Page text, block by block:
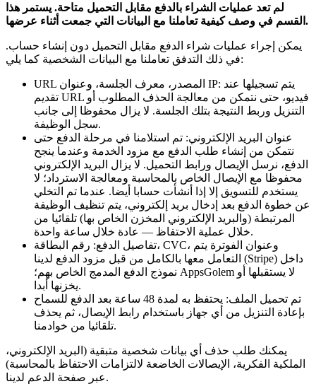
لم تعد عمليات الشراء بالدفع مقابل التحميل متاحة. يستمر هذا
القسم في وصف كيفية تعاملنا مع البيانات التي جمعت أثناء عرضها.
يمكن إجراء عمليات شراء الدفع مقابل التحميل دون إنشاء حساب.
في ذلك التدفق تعاملنا مع البيانات الشخصية كما يلي:
URL المصدر، معرف الجلسة، وعنوان IP: يتم تسجيلها عند
تقديم URL فيديو، حتى نتمكن من معالجة الحذف المطلوب أو
التنزيل وربط النتيجة بتلك الجلسة. لا يزال محفوظا إلى جانب
سجل الوظيفة.
عنوان البريد الإلكتروني: تم استلامنا في مرحلة الدفع حتى
نتمكن من إنشاء طلب الدفع مع مزود الخدمة وعندما ينجح
الدفع، نرسل الإيصال ورابط التحميل. لا يزال البريد الإلكتروني
محفوظا مع الإيصال الخاص بالمحاسبة ومعالجة الاسترداد؛ لا
يستخدم للتسويق إلا إذا أنشأت حسابا أيضا. عندما تم التخلي
عن خطوة الدفع بعد إدخال بريد إلكتروني، يتم تنظيف الوظيفة
المرتبطة (والبريد الإلكتروني المخزن الخاص بها) تلقائيا من
خلال عملية الاحتفاظ — عادة خلال ساعة واحدة.
تفاصيل الدفع: رقم البطاقة، CVC، وعنوان الفوترة يتم
التعامل معها بالكامل من قبل مزود الدفع لدينا (Stripe) داخل
نموذج الدفع المدمج الخاص بهم؛ AppsGolem لا يستقبلها أو
يخزنها أبدا.
تم تحميل الملف: يحتفظ به لمدة 48 ساعة بعد الدفع للسماح
بإعادة التنزيل من أي جهاز باستخدام رابط الإيصال، ثم يحذف
تلقائيا من خوادمنا.
يمكنك طلب حذف أي بيانات شخصية متبقية (البريد الإلكتروني،
الملكية الفكرية، الإيصالات الخاضعة لالتزامات الاحتفاظ بالمحاسبة)
عبر صفحة الدعم لدينا.